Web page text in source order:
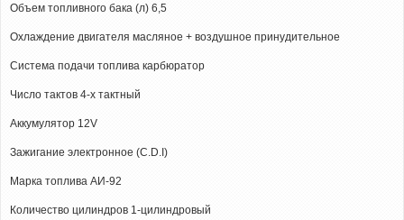
Объем топливного бака (л) 6,5
Охлаждение двигателя масляное + воздушное принудительное
Система подачи топлива карбюратор
Число тактов 4-х тактный
Аккумулятор 12V
Зажигание электронное (C.D.I)
Марка топлива АИ-92
Количество цилиндров 1-цилиндровый